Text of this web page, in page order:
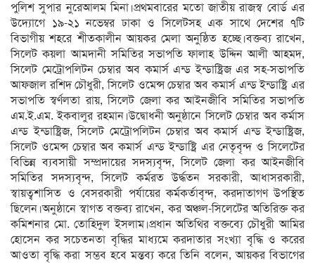
পুলিশ সুপার নুরেআলম মিনা।প্রথমবারের মতো জাতীয় রাজস্ব বোর্ড এর
উদ্যোগে ১৯-২১ নভেম্বর ঢাকা ও সিলেটসহ এক সাথে দেশের ৭টি
বিভাগীয় শহরে শীতকালীন আয়কর মেলা অনুষ্ঠিত হচ্ছে।বক্তব্য রাখেন,
সিলেট কয়লা আমদানী সমিতির সভাপতি ফালাহ উদ্দিন আলী আহমদ,
সিলেট মেট্রোপলিটন চেম্বার অব কমার্স এন্ড ইন্ডাষ্ট্রিজ এর সহ-সভাপতি
আফজাল রশিদ চৌধুরী, সিলেট ওমেন্স চেম্বার অব কমার্স এন্ড ইন্ডাষ্ট্রি এর
সভাপতি স্বর্ণলতা রায়, সিলেট জেলা কর আইনজীবি সমিতির সভাপতি
এম.ই.এম. ইকবালুর রহমান।উদ্বোধনী অনুষ্ঠানে সিলেট চেম্বার অব কর্মাস
এন্ড ইন্ডাষ্ট্রিজ, সিলেট মেট্রোপলিটন চেম্বার অব কমার্স এন্ড ইন্ডাষ্ট্রিজ,
সিলেট ওমেন্স চেম্বার অব কমার্স এন্ড ইন্ডাষ্ট্রি এর নেতৃবৃন্দ ও সিলেটের
বিভিন্ন ব্যবসায়ী সম্প্রদায়ের সদস্যবৃন্দ, সিলেট জেলা কর আইনজীবি
সমিতির সদস্যবৃন্দ, সিলেট কর্মরত উর্দ্ধতন সরকারী, আধাসরকারী,
স্বায়ত্বশাসিত ও বেসরকারী পর্যায়ের কর্মকর্তাবৃন্দ, করদাতাগণ উপস্থিত
ছিলেন।অনুষ্ঠানে স্বাগত বক্তব্য রাখেন, কর অঞ্চল-সিলেটের অতিরিক্ত কর
কমিশনার মো. তোহিদুল ইসলাম।প্রধান অতিথির বক্তব্যে চৌধুরী আমির
হোসেন কর সচেতনতা বৃদ্ধির মাধ্যমে করদাতার সংখ্যা বৃদ্ধি ও করের
আওতা বৃদ্ধি করা সম্ভব হবে মন্তব্য করে তিনি বলেন, আয়কর বিভাগের